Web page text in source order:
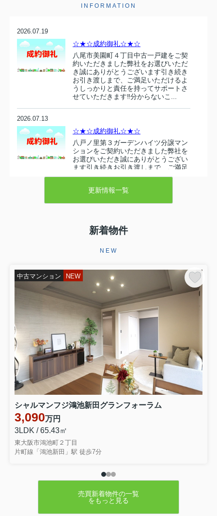
INFORMATION
2026.07.19
☆★☆成約御礼☆★☆
八尾市美園町４丁目中古一戸建をご契
約いただきました弊社をお選びいただ
き誠にありがとうございます引き続き
お引き渡しまで、ご満足いただけるよ
うしっかりと責任を持ってサポートさ
せていただきます‼分からないこ...
2026.07.13
☆★☆成約御礼☆★☆
八戸ノ里第３ガーデンハイツ分譲マン
ションをご契約いただきました弊社を
お選びいただき誠にありがとうござい
ます引き続きお引き渡しまで、ご満足
いただけるようしっかりと責任を持っ
2026.07.10
東大阪市衣摺５丁目 売り土地をご契
ございます。お引き渡しまで、ご満足
任を持ってサポートさせていただ...
2026.06.29
☆★☆成約御礼☆★☆
東大阪市永和３丁目 中古テラスハウ
スをご契約いただきましたこの度はミ
ーツ不動産をいただき誠にありがとう
ございます。無事ご成約に至ることが
でき大変嬉しく思っております。リフ
ォームでお時間を頂き恐縮ではご...
2026.06.28
☆★☆成約御礼☆★☆
東大阪市大蓮南４丁目 中古一戸建を
足いただけるよう引きつづきしっ...
更新情報一覧
新着物件
NEW
中古マンション NEW
シャルマンフジ鴻池新田グランフォーラム
3,090万円
3LDK / 65.43㎡
東大阪市鴻池町２丁目
片町線「鴻池新田」駅 徒歩7分
売買新着物件の一覧
をもっと見る